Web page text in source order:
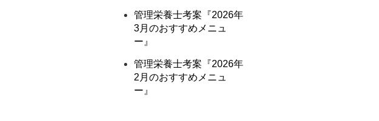
管理栄養士考案『2026年
3月のおすすめメニュ
ー』
管理栄養士考案『2026年
2月のおすすめメニュ
ー』